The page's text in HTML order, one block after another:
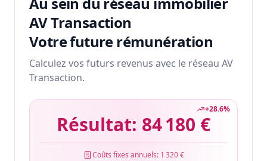
AV Transaction
Votre future rémunération
Calculez vos futurs revenus avec le réseau AV
Transaction.
+28.6%
Résultat: 84 180 €
Coûts fixes annuels: 1 320 €